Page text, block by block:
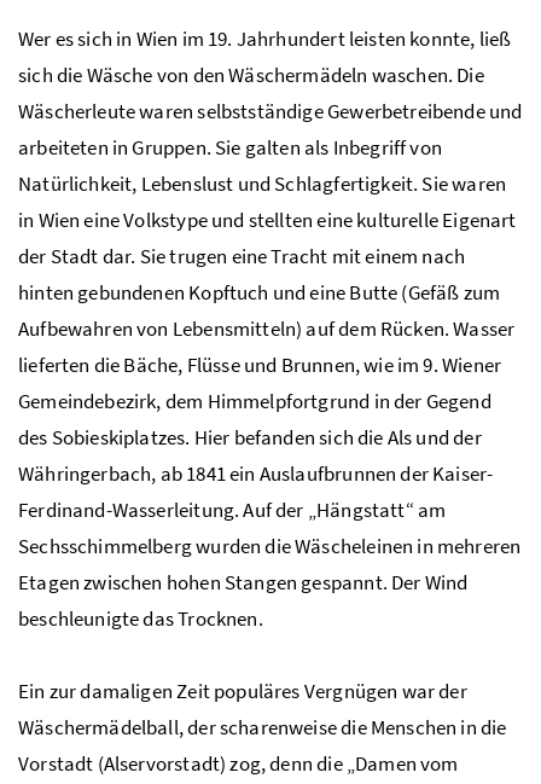
Wer es sich in Wien im 19. Jahrhundert leisten konnte, ließ
sich die Wäsche von den Wäschermädeln waschen. Die
Wäscherleute waren selbstständige Gewerbetreibende und
arbeiteten in Gruppen. Sie galten als Inbegriff von
Natürlichkeit, Lebenslust und Schlagfertigkeit. Sie waren
in Wien eine Volkstype und stellten eine kulturelle Eigenart
der Stadt dar. Sie trugen eine Tracht mit einem nach
hinten gebundenen Kopftuch und eine Butte (Gefäß zum
Aufbewahren von Lebensmitteln) auf dem Rücken. Wasser
lieferten die Bäche, Flüsse und Brunnen, wie im 9. Wiener
Gemeindebezirk, dem Himmelpfortgrund in der Gegend
des Sobieskiplatzes. Hier befanden sich die Als und der
Währingerbach, ab 1841 ein Auslaufbrunnen der Kaiser-
Ferdinand-Wasserleitung. Auf der „Hängstatt“ am
Sechsschimmelberg wurden die Wäscheleinen in mehreren
Etagen zwischen hohen Stangen gespannt. Der Wind
beschleunigte das Trocknen.
Ein zur damaligen Zeit populäres Vergnügen war der
Wäschermädelball, der scharenweise die Menschen in die
Vorstadt (Alservorstadt) zog, denn die „Damen vom